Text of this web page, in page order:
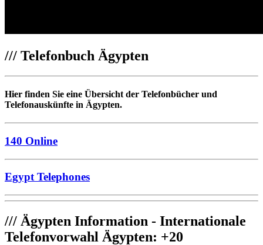
/// Telefonbuch Ägypten
Hier finden Sie eine Übersicht der Telefonbücher und
Telefonauskünfte in Ägypten.
140 Online
Egypt Telephones
/// Ägypten Information - Internationale
Telefonvorwahl Ägypten: +20